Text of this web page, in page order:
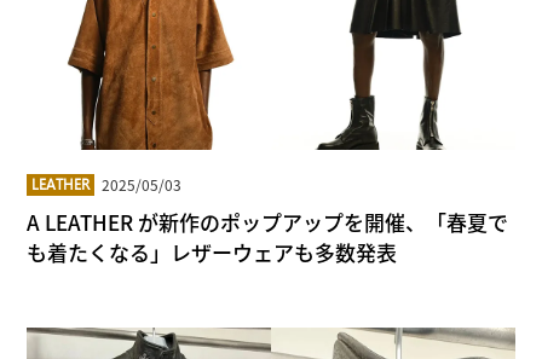
LEATHER 2025/05/03
A LEATHER が新作のポップアップを開催、「春夏で
も着たくなる」レザーウェアも多数発表